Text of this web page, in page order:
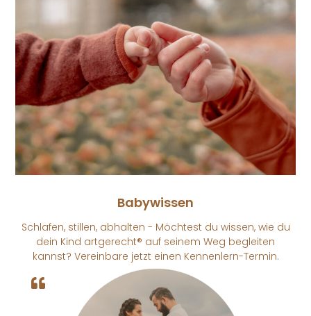
Babywissen
Schlafen, stillen, abhalten - Möchtest du wissen, wie du
dein Kind artgerecht® auf seinem Weg begleiten
kannst? Vereinbare jetzt einen Kennenlern-Termin.